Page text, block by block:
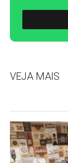
VEJA MAIS